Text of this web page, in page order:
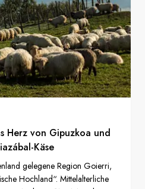
Herz von Gipuzkoa und
Käse
gelegene Region Goierri,
Hochland“. Mittelalterliche